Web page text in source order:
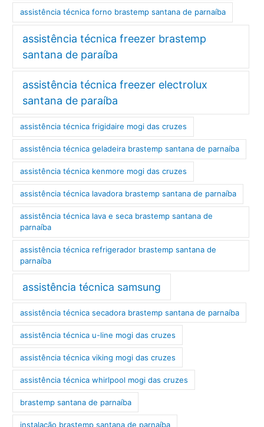
assistência técnica forno brastemp santana de parnaíba
assistência técnica freezer brastemp
santana de paraíba
assistência técnica freezer electrolux
santana de paraíba
assistência técnica frigidaire mogi das cruzes
assistência técnica geladeira brastemp santana de parnaíba
assistência técnica kenmore mogi das cruzes
assistência técnica lavadora brastemp santana de parnaíba
assistência técnica lava e seca brastemp santana de
parnaíba
assistência técnica refrigerador brastemp santana de
parnaíba
assistência técnica samsung
assistência técnica secadora brastemp santana de parnaíba
assistência técnica u-line mogi das cruzes
assistência técnica viking mogi das cruzes
assistência técnica whirlpool mogi das cruzes
brastemp santana de parnaíba
instalação brastemp santana de parnaíba